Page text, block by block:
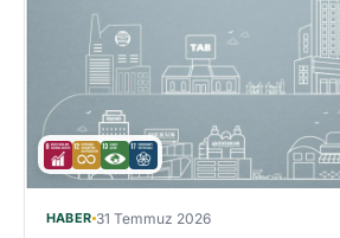
HABER 31 Temmuz 2026